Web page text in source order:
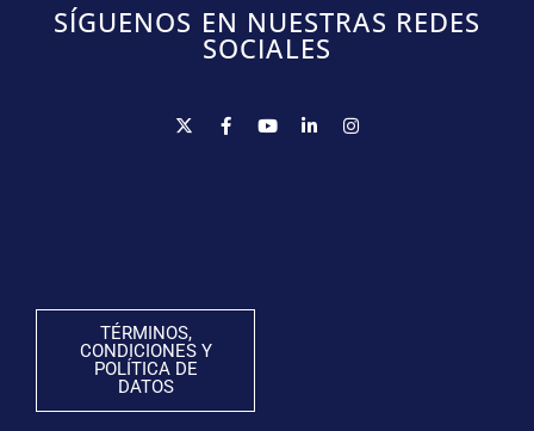
SÍGUENOS EN NUESTRAS REDES
SOCIALES
TÉRMINOS,
CONDICIONES Y
POLÍTICA DE
DATOS